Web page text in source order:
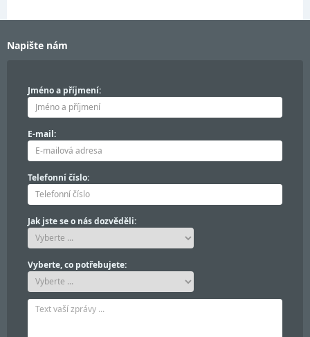
Napište nám
Jméno a příjmení:
E-mail:
Telefonní číslo:
Jak jste se o nás dozvěděli:
Vyberte, co potřebujete: